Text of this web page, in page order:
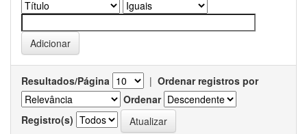
Resultados/Página | Ordenar registros por
Ordenar
Registro(s)